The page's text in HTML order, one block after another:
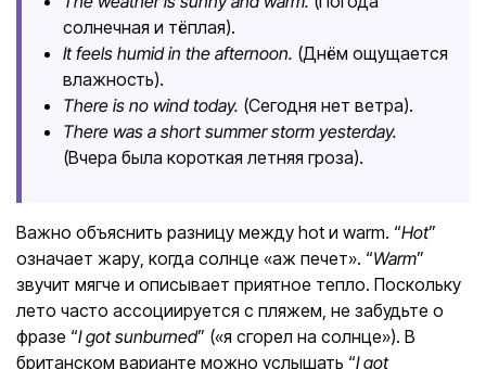
солнечная и тёплая).
It feels humid in the afternoon. (Днём ощущается
влажность).
There is no wind today. (Сегодня нет ветра).
There was a short summer storm yesterday.
(Вчера была короткая летняя гроза).
Важно объяснить разницу между hot и warm. “Hot”
означает жару, когда солнце «аж печет». “Warm”
звучит мягче и описывает приятное тепло. Поскольку
лето часто ассоциируется с пляжем, не забудьте о
фразе “I got sunburned” («я сгорел на солнце»). В
британском варианте можно услышать “I got